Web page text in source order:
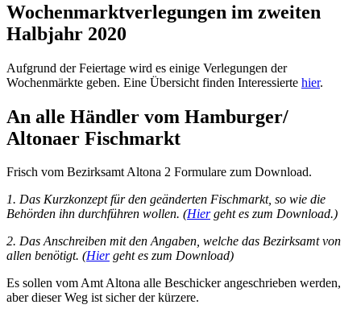
Wochenmarktverlegungen im zweiten
Halbjahr 2020
Aufgrund der Feiertage wird es einige Verlegungen der
Wochenmärkte geben. Eine Übersicht finden Interessierte hier.
An alle Händler vom Hamburger/
Altonaer Fischmarkt
Frisch vom Bezirksamt Altona 2 Formulare zum Download.
1. Das Kurzkonzept für den geänderten Fischmarkt, so wie die
Behörden ihn durchführen wollen. (Hiergeht es zum Download.)
2. Das Anschreiben mit den Angaben, welche das Bezirksamt von
allen benötigt. (Hiergeht es zum Download)
Es sollen vom Amt Altona alle Beschicker angeschrieben werden,
aber dieser Weg ist sicher der kürzere.